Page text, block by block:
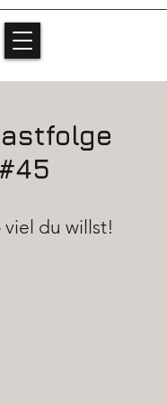
#45
viel du willst!